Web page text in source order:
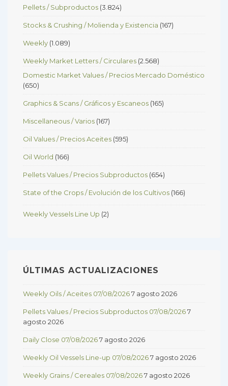
Pellets / Subproductos (3.824)
Stocks & Crushing / Molienda y Existencia (167)
Weekly (1.089)
Weekly Market Letters / Circulares (2.568)
Domestic Market Values / Precios Mercado Doméstico
(650)
Graphics & Scans / Gráficos y Escaneos (165)
Miscellaneous / Varios (167)
Oil Values / Precios Aceites (595)
Oil World (166)
Pellets Values / Precios Subproductos (654)
State of the Crops / Evolución de los Cultivos (166)
Weekly Vessels Line Up (2)
ÚLTIMAS ACTUALIZACIONES
Weekly Oils / Aceites 07/08/20267 agosto 2026
Pellets Values / Precios Subproductos 07/08/20267
agosto 2026
Daily Close 07/08/20267 agosto 2026
Weekly Oil Vessels Line-up 07/08/20267 agosto 2026
Weekly Grains / Cereales 07/08/20267 agosto 2026